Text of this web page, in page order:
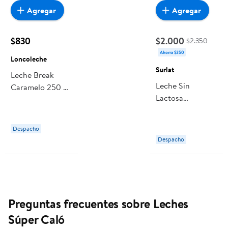
$830
Loncoleche
Leche Break
Caramelo 250 ml
Despacho
Agregar
$2.000 $2.350
Ahorra $350
Surlat
Leche Sin
Lactosa
Despacho
Agregar
Preguntas frecuentes sobre Leches
Súper Caló